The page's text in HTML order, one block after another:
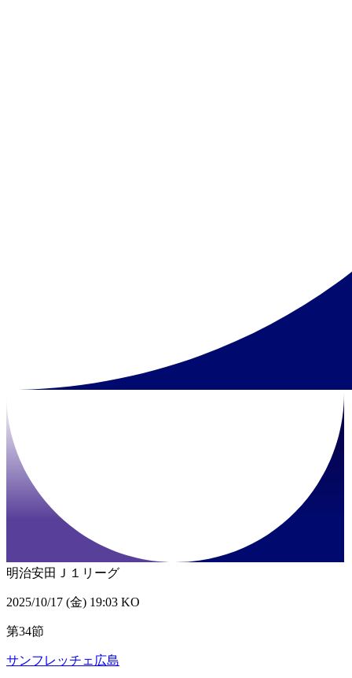
明治安田Ｊ１リーグ
2025/10/17 (金) 19:03 KO
第34節
サンフレッチェ広島